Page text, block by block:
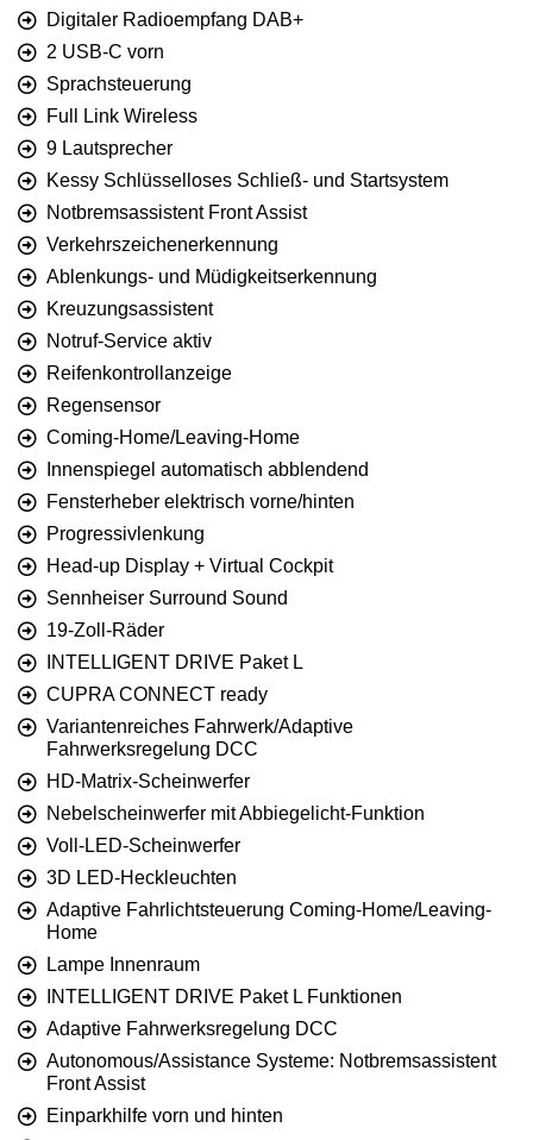
Digitaler Radioempfang DAB+
2 USB-C vorn
Sprachsteuerung
Full Link Wireless
9 Lautsprecher
Kessy Schlüsselloses Schließ- und Startsystem
Notbremsassistent Front Assist
Verkehrszeichenerkennung
Ablenkungs- und Müdigkeitserkennung
Kreuzungsassistent
Notruf-Service aktiv
Reifenkontrollanzeige
Regensensor
Coming-Home/Leaving-Home
Innenspiegel automatisch abblendend
Fensterheber elektrisch vorne/hinten
Progressivlenkung
Head-up Display + Virtual Cockpit
Sennheiser Surround Sound
19-Zoll-Räder
INTELLIGENT DRIVE Paket L
CUPRA CONNECT ready
Variantenreiches Fahrwerk/Adaptive
Fahrwerksregelung DCC
HD-Matrix-Scheinwerfer
Nebelscheinwerfer mit Abbiegelicht-Funktion
Voll-LED-Scheinwerfer
3D LED-Heckleuchten
Adaptive Fahrlichtsteuerung Coming-Home/Leaving-
Home
Lampe Innenraum
INTELLIGENT DRIVE Paket L Funktionen
Adaptive Fahrwerksregelung DCC
Autonomous/Assistance Systeme: Notbremsassistent
Front Assist
Einparkhilfe vorn und hinten